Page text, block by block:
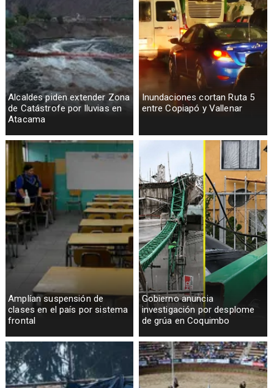
Alcaldes piden extender Zona
de Catástrofe por lluvias en
Atacama
Inundaciones cortan Ruta 5
entre Copiapó y Vallenar
Amplían suspensión de
clases en el país por sistema
frontal
Gobierno anuncia
investigación por desplome
de grúa en Coquimbo